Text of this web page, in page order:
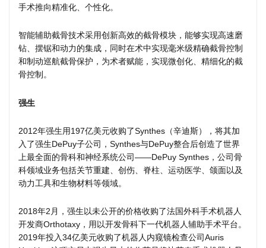
手术推向精准化、个性化。
智能辅助截骨技术采用创新高效的截骨模块，能够实现高速磨
钻、摆锯和动力的集成，同时在术中实现毫米级精确截骨控制
和制动巡航截骨保护，为术者赋能，实现微创化、精细化的截
骨控制。
强生
2012年强生用197亿美元收购了Synthes（辛迪斯），将其加
入了强生DePuy子公司，Synthes与DePuy整合后创造了世界
上最全面的骨科和神经系统公司——DePuy Synthes，公司骨
科领域业务包括关节重建、创伤、脊柱、运动医学、颌面以及
动力工具和生物材料等领域。
2018年2月，强生以未公开的价格收购了法国外科手术机器人
开发商Orthotaxy，用以开发骨科下一代机器人辅助手术平台。
2019年投入34亿美元收购了机器人内窥镜检查公司Auris